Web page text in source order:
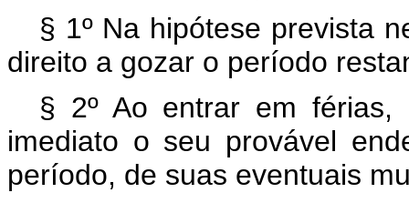
§ 1º Na hipótese prevista
direito a gozar o período
§ 2º Ao entrar em férias,
imediato o seu provável
período, de suas eventuais